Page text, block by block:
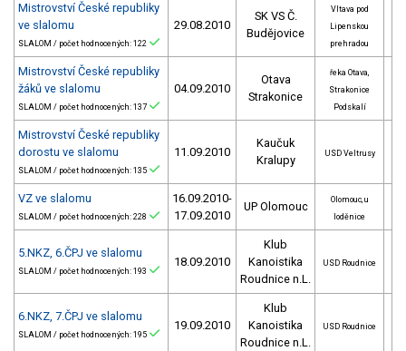
Mistrovství České republiky
ve slalomu
SLALOM / počet hodnocených: 122
29.08.2010
SK VS Č.
Budějovice
Vltava pod
Lipenskou
prehradou
Mistrovství České republiky
žáků ve slalomu
SLALOM / počet hodnocených: 137
04.09.2010
Otava
Strakonice
řeka Otava,
Strakonice
Podskalí
Mistrovství České republiky
dorostu ve slalomu
SLALOM / počet hodnocených: 135
11.09.2010
Kaučuk
Kralupy
USD Veltrusy
VZ ve slalomu
SLALOM / počet hodnocených: 228
16.09.2010-
17.09.2010
UP Olomouc
Olomouc, u
loděnice
5.NKZ, 6.ČPJ ve slalomu
SLALOM / počet hodnocených: 193
18.09.2010
Klub
Kanoistika
Roudnice n.L.
USD Roudnice
6.NKZ, 7.ČPJ ve slalomu
SLALOM / počet hodnocených: 195
19.09.2010
Klub
Kanoistika
Roudnice n.L.
USD Roudnice